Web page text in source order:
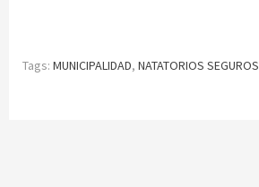
Tags: MUNICIPALIDAD, NATATORIOS SEGUROS